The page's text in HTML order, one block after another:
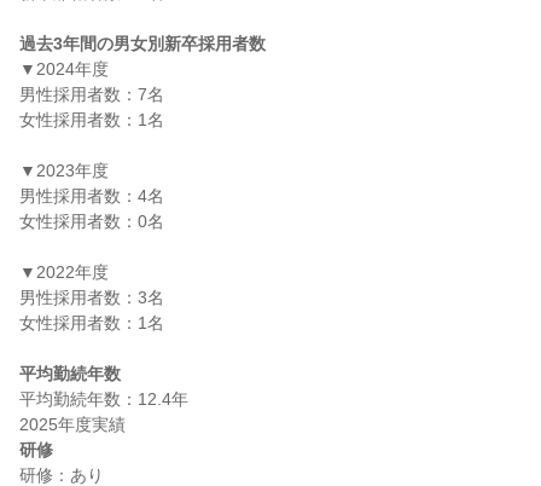
過去3年間の男女別新卒採用者数
▼2024年度
男性採用者数：7名
女性採用者数：1名
▼2023年度
男性採用者数：4名
女性採用者数：0名
▼2022年度
男性採用者数：3名
女性採用者数：1名
平均勤続年数
平均勤続年数：12.4年
研修
研修：あり